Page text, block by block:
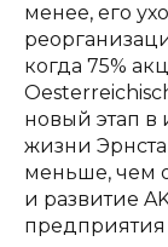
менее, его
когда 75%
новый этап
жизни Эрнста
меньше, чем
и развитие